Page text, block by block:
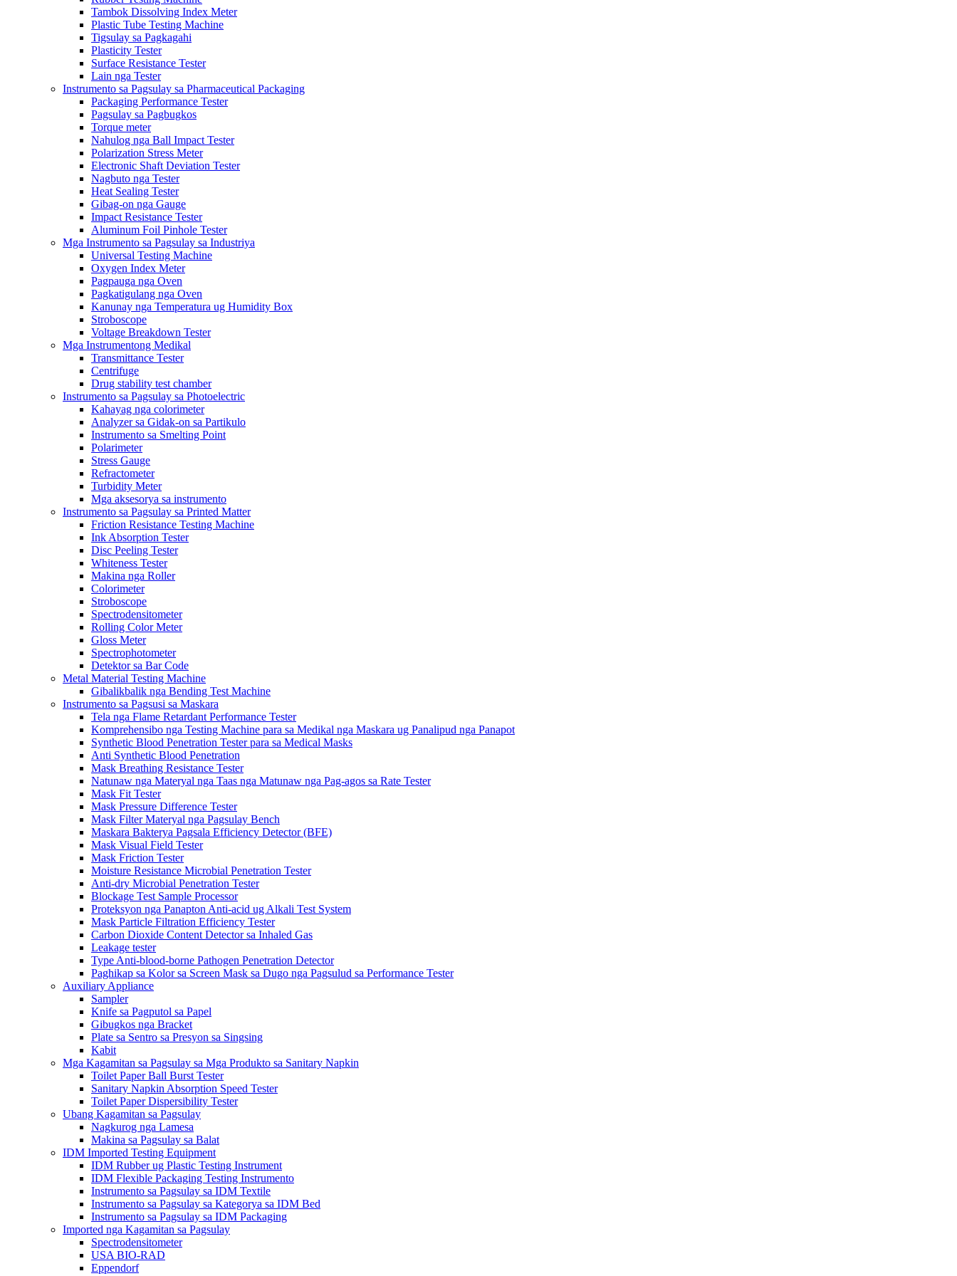
Tambok Dissolving Index Meter
Plastic Tube Testing Machine
Tigsulay sa Pagkagahi
Plasticity Tester
Surface Resistance Tester
Lain nga Tester
Instrumento sa Pagsulay sa Pharmaceutical Packaging
Packaging Performance Tester
Pagsulay sa Pagbugkos
Torque meter
Nahulog nga Ball Impact Tester
Polarization Stress Meter
Electronic Shaft Deviation Tester
Nagbuto nga Tester
Heat Sealing Tester
Gibag-on nga Gauge
Impact Resistance Tester
Aluminum Foil Pinhole Tester
Mga Instrumento sa Pagsulay sa Industriya
Universal Testing Machine
Oxygen Index Meter
Pagpauga nga Oven
Pagkatigulang nga Oven
Kanunay nga Temperatura ug Humidity Box
Stroboscope
Voltage Breakdown Tester
Mga Instrumentong Medikal
Transmittance Tester
Centrifuge
Drug stability test chamber
Instrumento sa Pagsulay sa Photoelectric
Kahayag nga colorimeter
Analyzer sa Gidak-on sa Partikulo
Instrumento sa Smelting Point
Polarimeter
Stress Gauge
Refractometer
Turbidity Meter
Mga aksesorya sa instrumento
Instrumento sa Pagsulay sa Printed Matter
Friction Resistance Testing Machine
Ink Absorption Tester
Disc Peeling Tester
Whiteness Tester
Makina nga Roller
Colorimeter
Stroboscope
Spectrodensitometer
Rolling Color Meter
Gloss Meter
Spectrophotometer
Detektor sa Bar Code
Metal Material Testing Machine
Gibalikbalik nga Bending Test Machine
Instrumento sa Pagsusi sa Maskara
Tela nga Flame Retardant Performance Tester
Komprehensibo nga Testing Machine para sa Medikal nga Maskara ug Panalipud nga Panapot
Synthetic Blood Penetration Tester para sa Medical Masks
Anti Synthetic Blood Penetration
Mask Breathing Resistance Tester
Natunaw nga Materyal nga Taas nga Matunaw nga Pag-agos sa Rate Tester
Mask Fit Tester
Mask Pressure Difference Tester
Mask Filter Materyal nga Pagsulay Bench
Maskara Bakterya Pagsala Efficiency Detector (BFE)
Mask Visual Field Tester
Mask Friction Tester
Moisture Resistance Microbial Penetration Tester
Anti-dry Microbial Penetration Tester
Blockage Test Sample Processor
Proteksyon nga Panapton Anti-acid ug Alkali Test System
Mask Particle Filtration Efficiency Tester
Carbon Dioxide Content Detector sa Inhaled Gas
Leakage tester
Type Anti-blood-borne Pathogen Penetration Detector
Paghikap sa Kolor sa Screen Mask sa Dugo nga Pagsulud sa Performance Tester
Auxiliary Appliance
Sampler
Knife sa Pagputol sa Papel
Gibugkos nga Bracket
Plate sa Sentro sa Presyon sa Singsing
Kabit
Mga Kagamitan sa Pagsulay sa Mga Produkto sa Sanitary Napkin
Toilet Paper Ball Burst Tester
Sanitary Napkin Absorption Speed ​​Tester
Toilet Paper Dispersibility Tester
Ubang Kagamitan sa Pagsulay
Nagkurog nga Lamesa
Makina sa Pagsulay sa Balat
IDM Imported Testing Equipment
IDM Rubber ug Plastic Testing Instrument
IDM Flexible Packaging Testing Instrumento
Instrumento sa Pagsulay sa IDM Textile
Instrumento sa Pagsulay sa Kategorya sa IDM Bed
Instrumento sa Pagsulay sa IDM Packaging
Imported nga Kagamitan sa Pagsulay
Spectrodensitometer
USA BIO-RAD
Eppendorf